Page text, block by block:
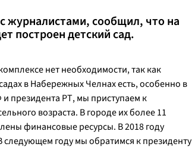
журналистами, сообщил, что на
построен детский сад.
нет необходимости, так как
в Набережных Челнах есть, особенно в
президента РТ, мы приступаем к
возраста. В городе их более 11
финансовые ресурсы. В 2018 году
следующем году мы обратимся к президенту